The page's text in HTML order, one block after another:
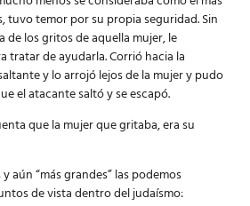
tuvo temor por su propia seguridad. Sin
de los gritos de aquella mujer, le
tratar de ayudarla. Corrió hacia la
y lo arrojó lejos de la mujer y pudo
el atacante saltó y se escapó.
que la mujer que gritaba, era su
aún “más grandes” las podemos
de vista dentro del judaísmo: